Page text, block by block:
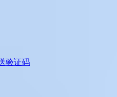
验证码